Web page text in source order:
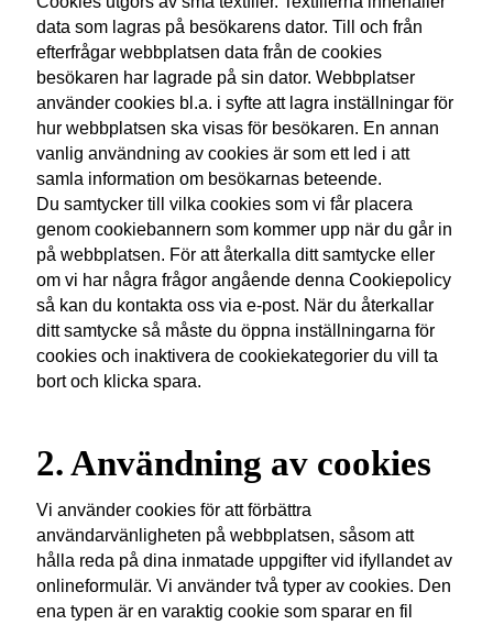
data som lagras på besökarens dator. Till och från
efterfrågar webbplatsen data från de cookies
besökaren har lagrade på sin dator. Webbplatser
använder cookies bl.a. i syfte att lagra inställningar för
hur webbplatsen ska visas för besökaren. En annan
vanlig användning av cookies är som ett led i att
samla information om besökarnas beteende.
Du samtycker till vilka cookies som vi får placera
genom cookiebannern som kommer upp när du går in
på webbplatsen. För att återkalla ditt samtycke eller
om vi har några frågor angående denna Cookiepolicy
så kan du kontakta oss via e-post. När du återkallar
ditt samtycke så måste du öppna inställningarna för
cookies och inaktivera de cookiekategorier du vill ta
bort och klicka spara.
2. Användning av cookies
Vi använder cookies för att förbättra
användarvänligheten på webbplatsen, såsom att
hålla reda på dina inmatade uppgifter vid ifyllandet av
onlineformulär. Vi använder två typer av cookies. Den
ena typen är en varaktig cookie som sparar en fil